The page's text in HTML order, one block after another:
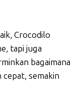
Crocodilo
tapi juga
bagaimana
semakin